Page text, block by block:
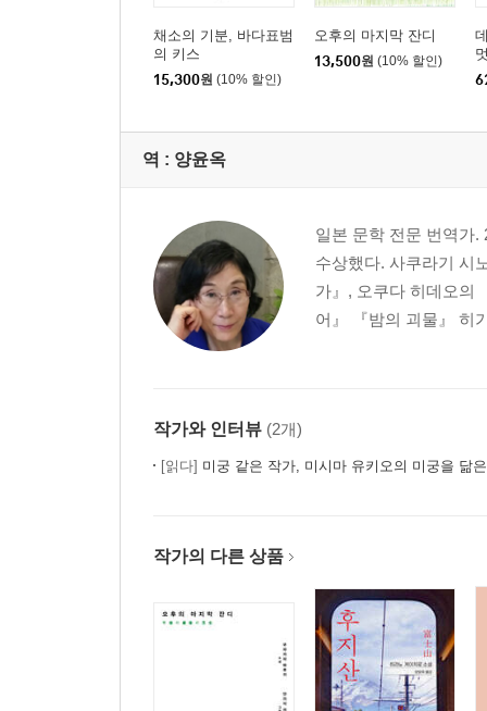
채소의 기분, 바다표범
의 키스
15,300원 (10% 할인)
오후의 마지막 잔디
13,500원 (10% 할인)
역 : 양윤옥
일본 문학 전문 번역가.
수상했다. 사쿠라기 시
가』, 오쿠다 히데오의
어』 『밤의 괴물』 히
작가와 인터뷰 (2개)
[읽다] 미궁 같은 작가, 미시마 유키오의 미궁을 닮
작가의 다른 상품